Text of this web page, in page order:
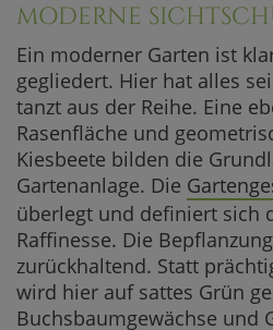
MODERNE
Ein moderner Garten ist
gegliedert. Hier hat alles
tanzt aus der Reihe. Eine
Rasenfläche und
Kiesbeete bilden die
Gartenanlage. Die
überlegt und definiert sich
Raffinesse. Die
zurückhaltend. Statt
wird hier auf sattes Grün
Buchsbaumgewächse und